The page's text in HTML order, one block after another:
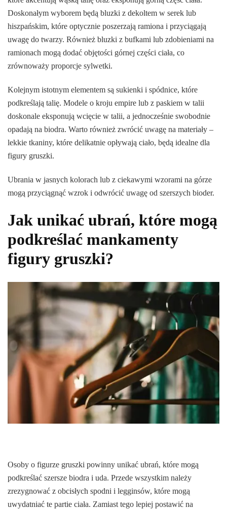
Doskonałym wyborem będą bluzki z dekoltem w serek lub
hiszpańskim, które optycznie poszerzają ramiona i przyciągają
uwagę do twarzy. Również bluzki z bufkami lub zdobieniami na
ramionach mogą dodać objętości górnej części ciała, co
zrównoważy proporcje sylwetki.
Kolejnym istotnym elementem są sukienki i spódnice, które
podkreślają talię. Modele o kroju empire lub z paskiem w talii
doskonale eksponują wcięcie w talii, a jednocześnie swobodnie
opadają na biodra. Warto również zwrócić uwagę na materiały –
lekkie tkaniny, które delikatnie opływają ciało, będą idealne dla
figury gruszki.
Ubrania w jasnych kolorach lub z ciekawymi wzorami na górze
mogą przyciągnąć wzrok i odwrócić uwagę od szerszych bioder.
Jak unikać ubrań, które mogą
podkreślać mankamenty
figury gruszki?
Osoby o figurze gruszki powinny unikać ubrań, które mogą
podkreślać szersze biodra i uda. Przede wszystkim należy
zrezygnować z obcisłych spodni i legginsów, które mogą
uwydatniać te partie ciała. Zamiast tego lepiej postawić na